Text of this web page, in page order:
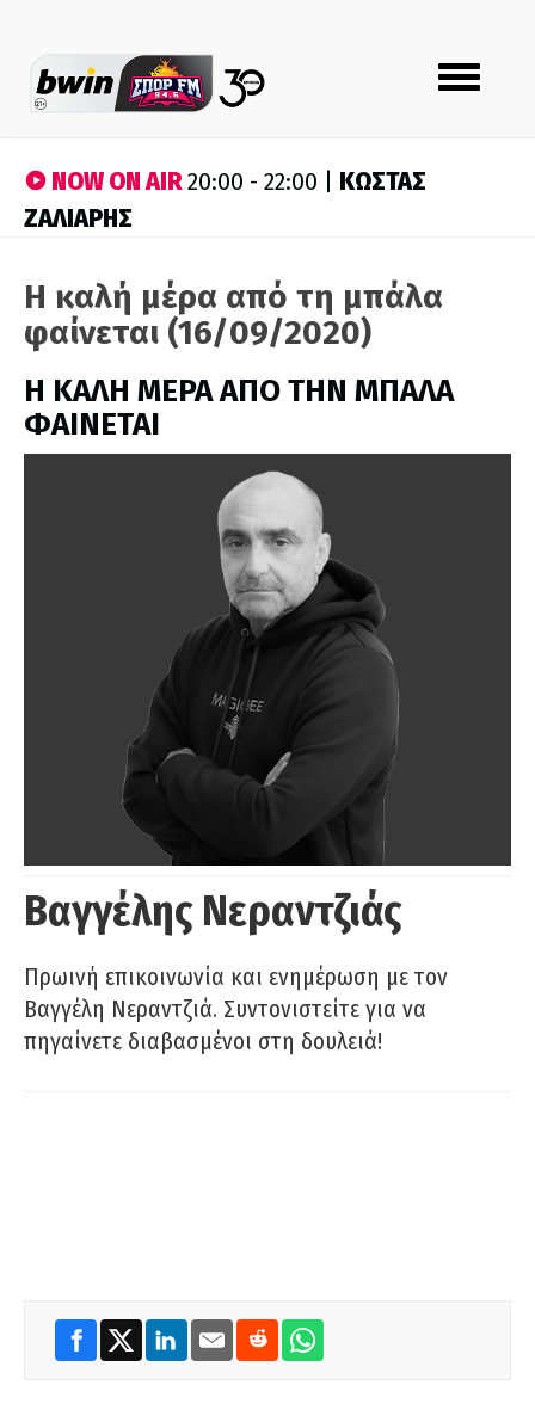
Toggle
navigation
NOW ON AIR20:00 - 22:00 | ΚΩΣΤΑΣ
ΖΑΛΙΑΡΗΣ
Η καλή μέρα από τη μπάλα
φαίνεται (16/09/2020)
H ΚΑΛΗ ΜΕΡΑ ΑΠΟ ΤΗΝ ΜΠΑΛΑ
ΦΑΙΝΕΤΑΙ
Βαγγέλης Νεραντζιάς
Πρωινή επικοινωνία και ενημέρωση με τον
Βαγγέλη Νεραντζιά. Συντονιστείτε για να
πηγαίνετε διαβασμένοι στη δουλειά!